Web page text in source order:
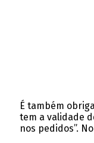
É também
tem a validade
nos pedidos”.